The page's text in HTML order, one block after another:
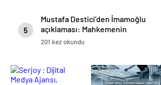
5
Mustafa Destici’den İmamoğlu
açıklaması: Mahkemenin
kararına saygılı olacağız
201 kez okundu